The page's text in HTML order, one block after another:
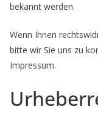
bekannt werden.
Wenn Ihnen
bitte wir Sie uns zu
Impressum.